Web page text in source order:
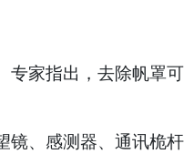
家指出，去除帆罩
、感测器、通讯桅